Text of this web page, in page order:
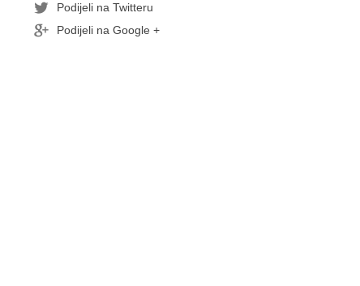
Podijeli na Twitteru
Podijeli na Google +